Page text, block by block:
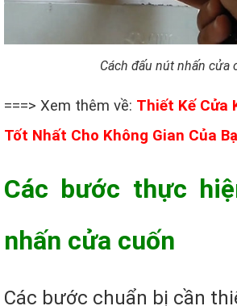
Cách đấu nút nhấn cửa
===> Xem thêm về: Thiết Kế Cửa
Tốt Nhất Cho Không Gian Của
Các bước thực
nhấn cửa cuốn
Các bước chuẩn bị cần